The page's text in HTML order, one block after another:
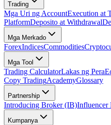
Trading
Mga Uri ng AccountExecution at
PlatformDeposito at Withdrawal
Mga Merkado
ForexIndicesCommodities
Mga Tool
Trading CalculatorLakas ng Pera
Copy TradingAcademyGlossary
Partnership
Introducing Broker (IB)Influencer
Kumpanya